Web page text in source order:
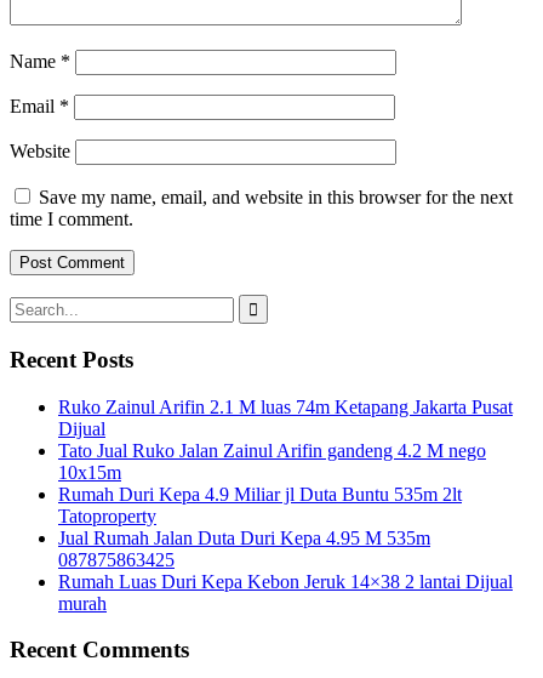
Name *
Email *
Website
Save my name, email, and website in this browser for the next
time I comment.
Search
for:
Recent Posts
Ruko Zainul Arifin 2.1 M luas 74m Ketapang Jakarta Pusat
Dijual
Tato Jual Ruko Jalan Zainul Arifin gandeng 4.2 M nego
10x15m
Rumah Duri Kepa 4.9 Miliar jl Duta Buntu 535m 2lt
Tatoproperty
Jual Rumah Jalan Duta Duri Kepa 4.95 M 535m
087875863425
Rumah Luas Duri Kepa Kebon Jeruk 14×38 2 lantai Dijual
murah
Recent Comments